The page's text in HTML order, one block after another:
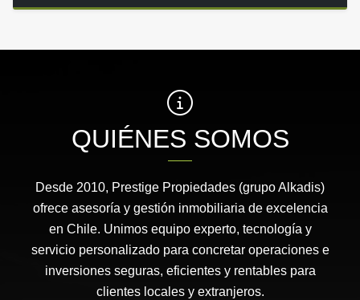
QUIÉNES SOMOS
Desde 2010, Prestige Propiedades (grupo Alkadis)
ofrece asesoría y gestión inmobiliaria de excelencia
en Chile. Unimos equipo experto, tecnología y
servicio personalizado para concretar operaciones e
inversiones seguras, eficientes y rentables para
clientes locales y extranjeros.